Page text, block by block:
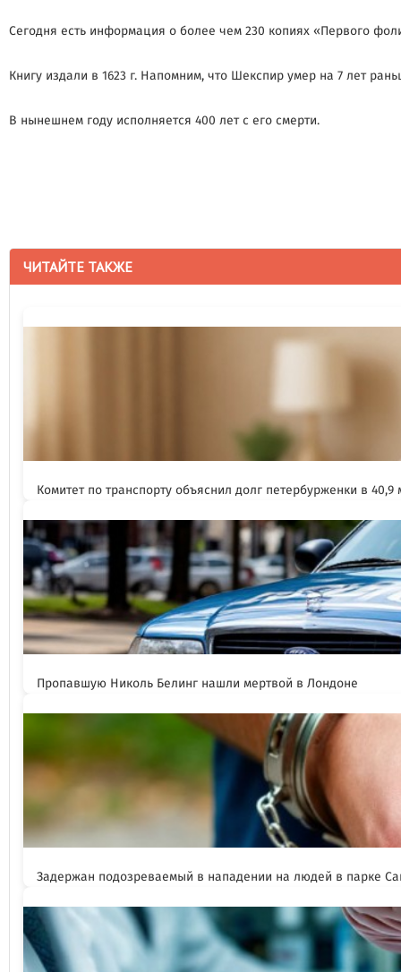
ЧИТАЙТЕ ТАКЖЕ
Комитет по транспорту объяснил долг петербурженки в
Пропавшую Николь Белинг нашли мертвой в Лондоне
Задержан подозреваемый в нападении на людей в парке
Сегодня есть информация о более чем 230 копиях «Первого
Книгу издали в 1623 г. Напомним, что Шекспир умер на 7 лет
В нынешнем году исполняется 400 лет с его смерти.